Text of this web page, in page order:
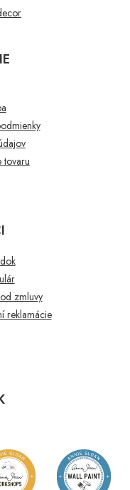
tovaru
zmluvy
reklamácie